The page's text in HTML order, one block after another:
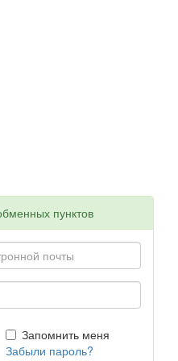
пунктов
Запомнить меня
Забыли пароль?